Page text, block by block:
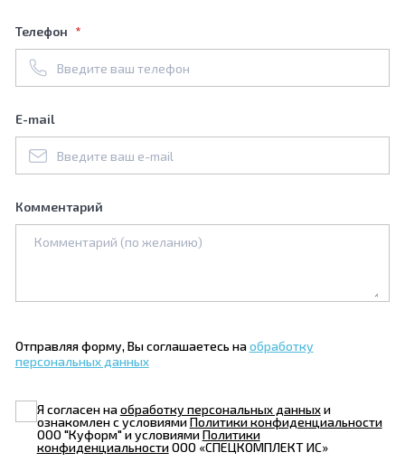
Телефон
E-mail
Комментарий
Отправляя форму, Вы соглашаетесь наобработку
персональных данных
Я согласен наобработку персональных данныхи
ознакомлен с условиямиПолитики конфиденциальности
ООО "Куформ" и условиямиПолитики
конфиденциальностиООО «СПЕЦКОМПЛЕКТ ИС»